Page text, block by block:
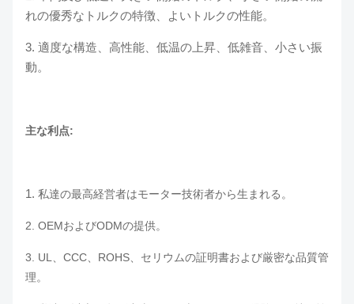
れの優秀なトルクの特徴、よいトルクの性能。
3. 適度な構造、高性能、低温の上昇、低雑音、小さい振
動。
主な利点:
1. 私達の最高経営者はモーター技術者から生まれる。
2. OEMおよびODMの提供。
3. UL、CCC、ROHS、セリウムの証明書および厳密な品質管
理。